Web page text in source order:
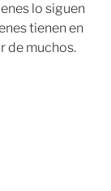
lo siguen
tienen en
de muchos.